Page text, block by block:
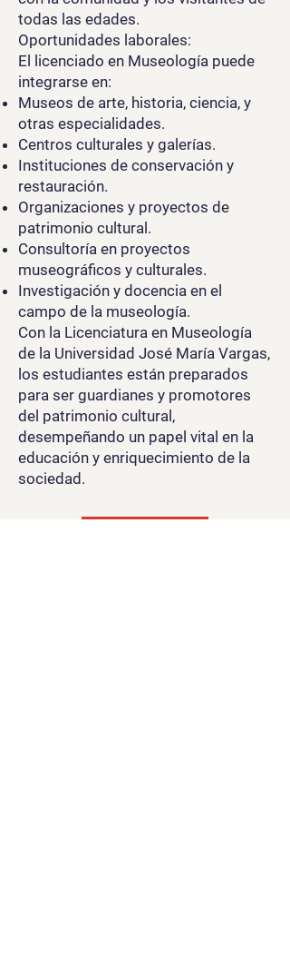
todas las edades.
Oportunidades laborales:
El licenciado en Museología puede
integrarse en:
Museos de arte, historia, ciencia, y
otras especialidades.
Centros culturales y galerías.
Instituciones de conservación y
restauración.
Organizaciones y proyectos de
patrimonio cultural.
Consultoría en proyectos
museográficos y culturales.
Investigación y docencia en el
campo de la museología.
Con la Licenciatura en Museología
de la Universidad José María Vargas,
los estudiantes están preparados
para ser guardianes y promotores
del patrimonio cultural,
desempeñando un papel vital en la
educación y enriquecimiento de la
sociedad.